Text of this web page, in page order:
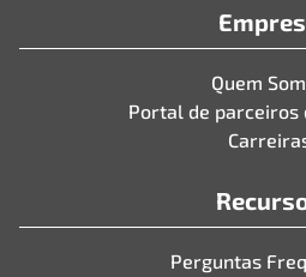
Quem
Portal de parceiros
Perguntas